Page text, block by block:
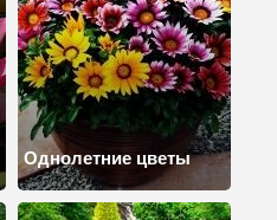
Однолетние цветы